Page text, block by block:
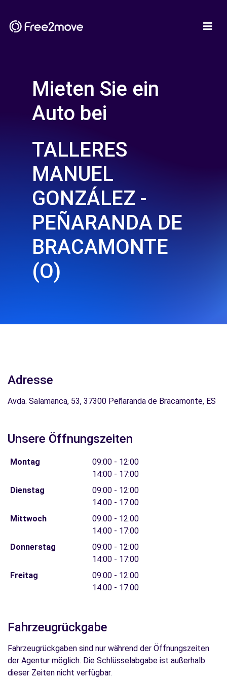
Mieten Sie ein
Auto bei
TALLERES
MANUEL
GONZÁLEZ -
PEÑARANDA DE
BRACAMONTE
(O)
Adresse
Avda. Salamanca, 53, 37300 Peñaranda de Bracamonte, ES
Unsere Öffnungszeiten
Montag
09:00 - 12:00
14:00 - 17:00
Dienstag
09:00 - 12:00
14:00 - 17:00
Mittwoch
09:00 - 12:00
14:00 - 17:00
Donnerstag
09:00 - 12:00
14:00 - 17:00
Freitag
09:00 - 12:00
14:00 - 17:00
Fahrzeugrückgabe
Fahrzeugrückgaben sind nur während der Öffnungszeiten
der Agentur möglich. Die Schlüsselabgabe ist außerhalb
dieser Zeiten nicht verfügbar.